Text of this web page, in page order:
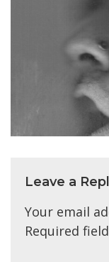
Leave a
Your email
Required